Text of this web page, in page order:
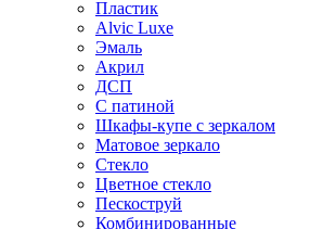
Пластик
Alvic Luxe
Эмаль
Акрил
ДСП
С патиной
Шкафы-купе с зеркалом
Матовое зеркало
Стекло
Цветное стекло
Пескоструй
Комбинированные